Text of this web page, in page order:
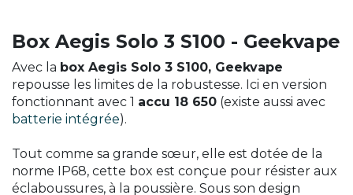
Box Aegis Solo 3 S100 - Geekvape
Avec la box Aegis Solo 3 S100, Geekvape
repousse les limites de la robustesse. Ici en version
fonctionnant avec 1 accu 18 650 (existe aussi avec
batterie intégrée).
Tout comme sa grande sœur, elle est dotée de la
norme IP68, cette box est conçue pour résister aux
éclaboussures, à la poussière. Sous son design